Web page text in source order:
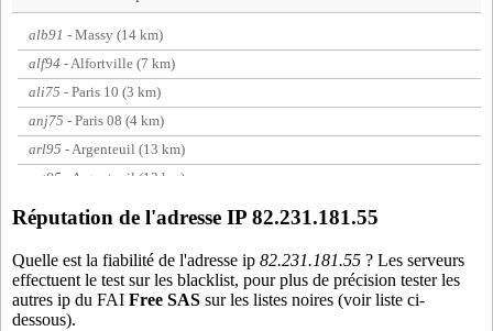
alb91 - Massy (14 km)
alf94 - Alfortville (7 km)
ali75 - Paris 10 (3 km)
anj75 - Paris 08 (4 km)
arl95 - Argenteuil (13 km)
art95 - Argenteuil (13 km)
ath91
- Athis-Mons (16 km)
aul93- Aulnay-sous-Bois (15 km)
aur75
- Paris 13 (2 km)
aut75- Paris 16 (5 km)
Réputation de l'adresse IP 82.231.181.55
Quelle est la fiabilité de l'adresse ip 82.231.181.55 ? Les serveurs
effectuent le test sur les blacklist, pour plus de précision tester les
autres ip du FAI Free SAS sur les listes noires (voir liste ci-
dessous).